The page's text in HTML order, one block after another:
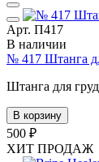
Арт. П417
В наличии
№ 417 Штанга
Штанга для
В корзину
500 ₽
ХИТ ПРОДАЖ